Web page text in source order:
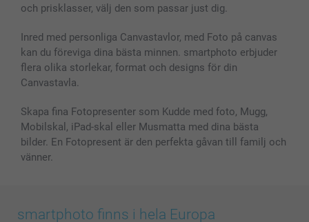
och prisklasser, välj den som passar just dig.
Inred med personliga Canvastavlor, med Foto på canvas
kan du föreviga dina bästa minnen. smartphoto erbjuder
flera olika storlekar, format och designs för din
Canvastavla.
Skapa fina Fotopresenter som Kudde med foto, Mugg,
Mobilskal, iPad-skal eller Musmatta med dina bästa
bilder. En Fotopresent är den perfekta gåvan till familj och
vänner.
smartphoto finns i hela Europa